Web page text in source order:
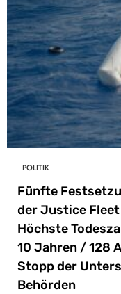
POLITIK
Fünfte
der Justice
Höchste
10 Jahren / 128
Stopp der
Behörden